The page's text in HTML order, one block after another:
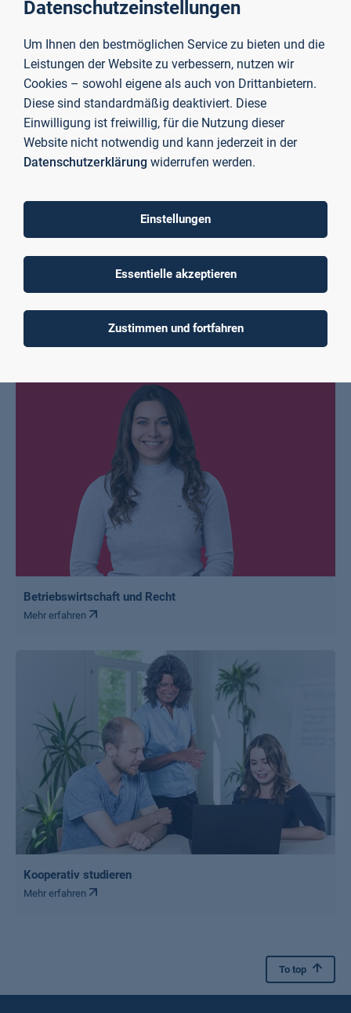
Staatl. Berufsschule 2 Aschaffenburg), Prof. Dr. Eva-Maria
Beck-Meuth (Präsidentin, TH AB) und Prof. Dr. Annemarie
Butz-Seidl (Prodekanin der Fakultät Wirtschaft und Recht)
nach der Vertragsunterzeichnung an der Hochschule.
Betriebswirtschaft und Recht
Mehr erfahren
Kooperativ studieren
Mehr erfahren
To top
Datenschutzeinstellungen
Um Ihnen den bestmöglichen Service zu bieten und die
Leistungen der Website zu verbessern, nutzen wir
Cookies – sowohl eigene als auch von Drittanbietern.
Diese sind standardmäßig deaktiviert. Diese
Einwilligung ist freiwillig, für die Nutzung dieser
Website nicht notwendig und kann jederzeit in der
Datenschutzerklärung widerrufen werden.
Einstellungen
Essentielle akzeptieren
Zustimmen und fortfahren